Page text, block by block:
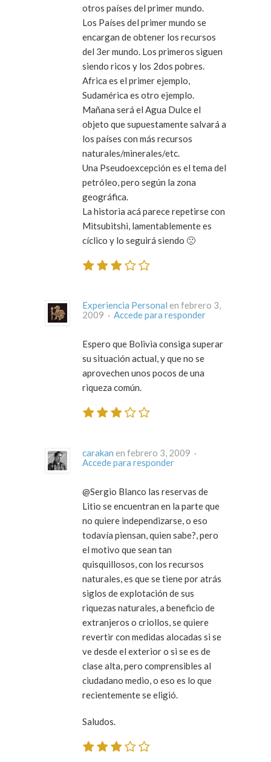
otros países del primer mundo.
Los Países del primer mundo se
encargan de obtener los recursos
del 3er mundo. Los primeros siguen
siendo ricos y los 2dos pobres.
Africa es el primer ejemplo,
Sudamérica es otro ejemplo.
Mañana será el Agua Dulce el
objeto que supuestamente salvará a
los países con más recursos
naturales/minerales/etc.
Una Pseudoexcepción es el tema del
petróleo, pero según la zona
geográfica.
La historia acá parece repetirse con
Mitsubitshi, lamentablemente es
cíclico y lo seguirá siendo 🙁
Experiencia Personal en febrero 3,
2009 · Accede para responder
Espero que Bolivia consiga superar
su situación actual, y que no se
aprovechen unos pocos de una
riqueza común.
carakan
en febrero 3, 2009 ·
Accede para responder
@Sergio Blanco las reservas de
Litio se encuentran en la parte que
no quiere independizarse, o eso
todavía piensan, quien sabe?, pero
el motivo que sean tan
quisquillosos, con los recursos
naturales, es que se tiene por atrás
siglos de explotación de sus
riquezas naturales, a beneficio de
extranjeros o criollos, se quiere
revertir con medidas alocadas si se
ve desde el exterior o si se es de
clase alta, pero comprensibles al
ciudadano medio, o eso es lo que
recientemente se eligió.
Saludos.